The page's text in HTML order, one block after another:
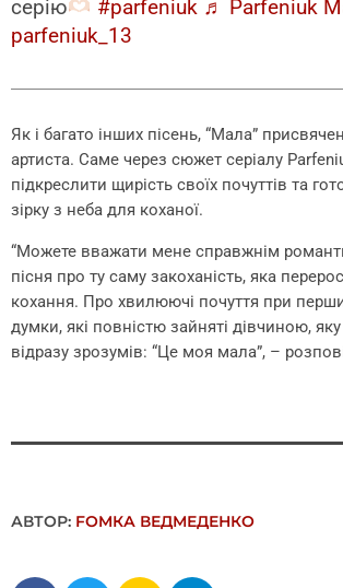
серію
#parfeniuk ♬ Parfeniuk
parfeniuk_13
Як і багато інших пісень, “Мала”
артиста. Саме через сюжет серіалу
підкреслити щирість своїх почуттів та
зірку з неба для коханої.
“Можете вважати мене справжнім
пісня про ту саму закоханість, яка
кохання. Про хвилюючі почуття при
думки, які повністю зайняті дівчиною, яку
відразу зрозумів: “Це моя мала”, –
АВТОР: FОMКА ВЕДМЕДЕНКО